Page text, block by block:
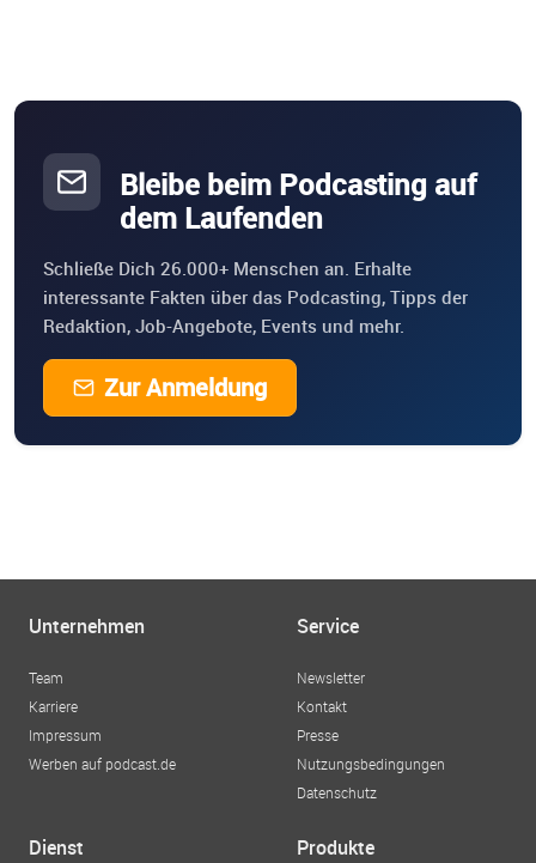
Bleibe beim Podcasting auf
dem Laufenden
Schließe Dich 26.000+ Menschen an. Erhalte
interessante Fakten über das Podcasting, Tipps der
Redaktion, Job-Angebote, Events und mehr.
Zur Anmeldung
Unternehmen
Team
Karriere
Impressum
Werben auf podcast.de
Service
Newsletter
Kontakt
Presse
Nutzungsbedingungen
Datenschutz
Dienst Produkte